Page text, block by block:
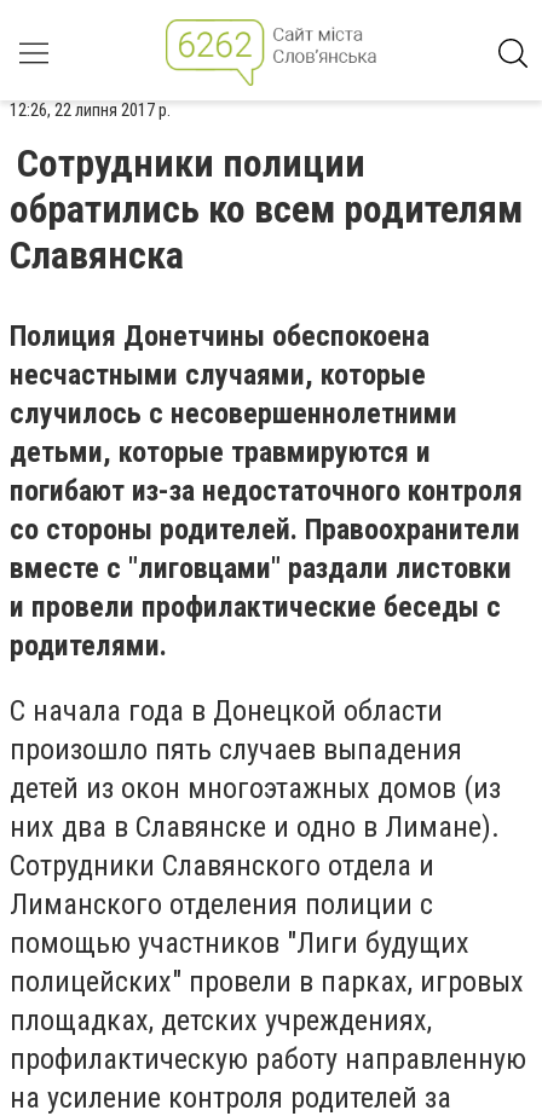
12:26, 22 липня 2017 р.
Сотрудники полиции
обратились ко всем родителям
Славянска
Полиция Донетчины обеспокоена
несчастными случаями, которые
случилось с несовершеннолетними
детьми, которые травмируются и
погибают из-за недостаточного контроля
со стороны родителей. Правоохранители
вместе с "лиговцами" раздали листовки
и провели профилактические беседы с
родителями.
С начала года в Донецкой области
произошло пять случаев выпадения
детей из окон многоэтажных домов (из
них два в Славянске и одно в Лимане).
Сотрудники Славянского отдела и
Лиманского отделения полиции с
помощью участников "Лиги будущих
полицейских" провели в парках, игровых
площадках, детских учреждениях,
профилактическую работу направленную
на усиление контроля родителей за